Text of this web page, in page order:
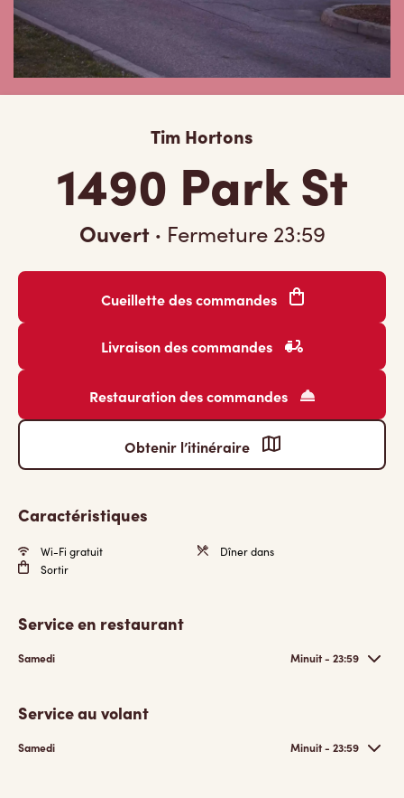
Tim Hortons
1490 Park St
Ouvert · Fermeture 23:59
Cueillette des commandes
Livraison des commandes
Restauration des commandes
Obtenir l’itinéraire
Caractéristiques
Wi-Fi gratuit
Dîner dans
Sortir
Service en restaurant
Samedi Minuit - 23:59
Service au volant
Samedi Minuit - 23:59